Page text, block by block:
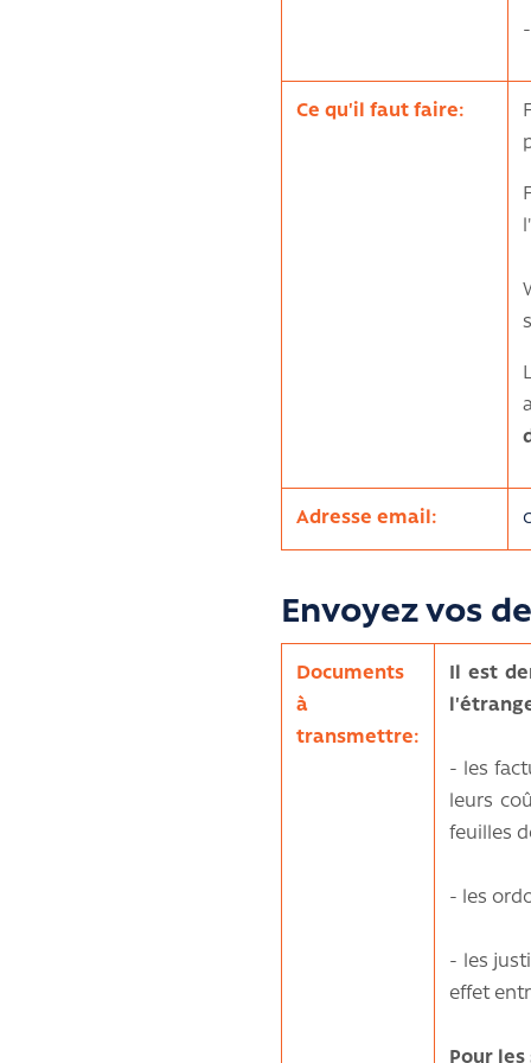
Ce qu'il faut faire:
Adresse email:
Envoyez vos
Documents
à
transmettre:
Il est
- les
leurs
feuilles
- les
- les
effet
Pour